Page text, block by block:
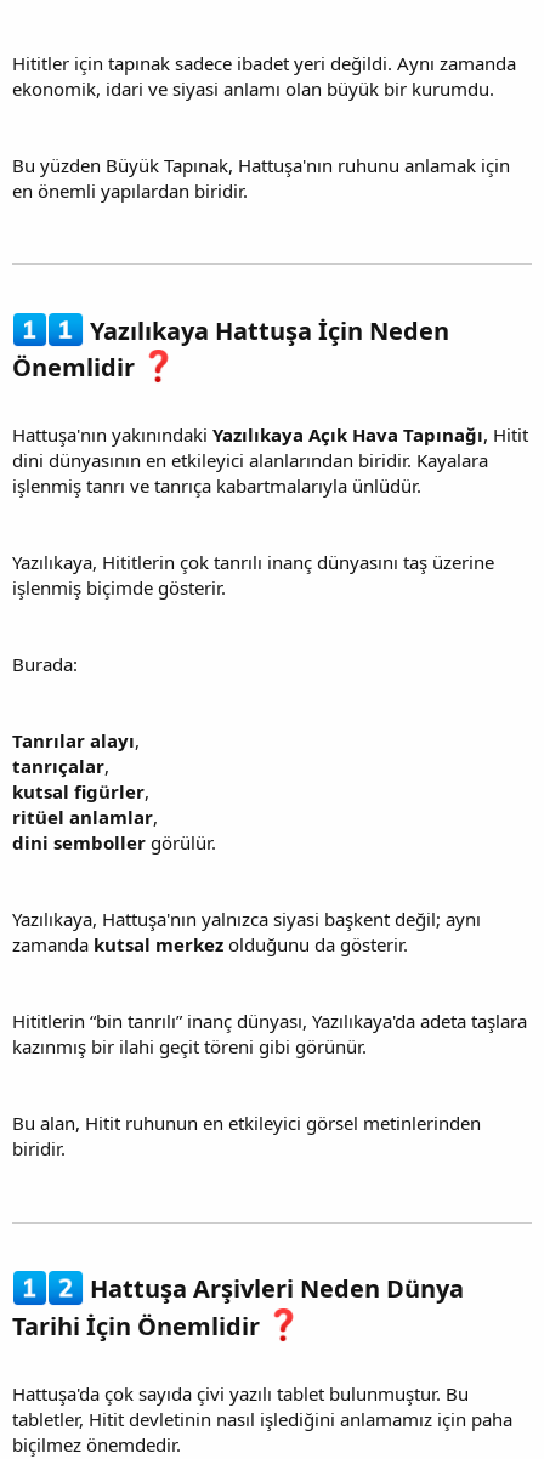
Hititler için tapınak sadece ibadet yeri değildi. Aynı zamanda
ekonomik, idari ve siyasi anlamı olan büyük bir kurumdu.
Bu yüzden Büyük Tapınak, Hattuşa'nın ruhunu anlamak için
en önemli yapılardan biridir.
Yazılıkaya Hattuşa İçin Neden
Önemlidir
Hattuşa'nın yakınındaki Yazılıkaya Açık Hava Tapınağı, Hitit
dini dünyasının en etkileyici alanlarından biridir. Kayalara
işlenmiş tanrı ve tanrıça kabartmalarıyla ünlüdür.
Yazılıkaya, Hititlerin çok tanrılı inanç dünyasını taş üzerine
işlenmiş biçimde gösterir.
Burada:
Tanrılar alayı,
tanrıçalar,
kutsal figürler,
ritüel anlamlar,
dini semboller görülür.
Yazılıkaya, Hattuşa'nın yalnızca siyasi başkent değil; aynı
zamanda kutsal merkez olduğunu da gösterir.
Hititlerin “bin tanrılı” inanç dünyası, Yazılıkaya'da adeta taşlara
kazınmış bir ilahi geçit töreni gibi görünür.
Bu alan, Hitit ruhunun en etkileyici görsel metinlerinden
biridir.
Hattuşa Arşivleri Neden Dünya
Tarihi İçin Önemlidir
Hattuşa'da çok sayıda çivi yazılı tablet bulunmuştur. Bu
tabletler, Hitit devletinin nasıl işlediğini anlamamız için paha
biçilmez önemdedir.